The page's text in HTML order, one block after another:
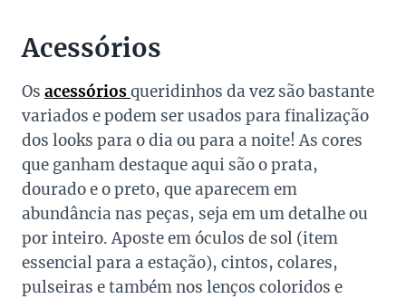
Acessórios
Os acessóriosqueridinhos da vez são bastante
variados e podem ser usados para finalização
dos looks para o dia ou para a noite! As cores
que ganham destaque aqui são o prata,
dourado e o preto, que aparecem em
abundância nas peças, seja em um detalhe ou
por inteiro. Aposte em óculos de sol (item
essencial para a estação), cintos, colares,
pulseiras e também nos lenços coloridos e